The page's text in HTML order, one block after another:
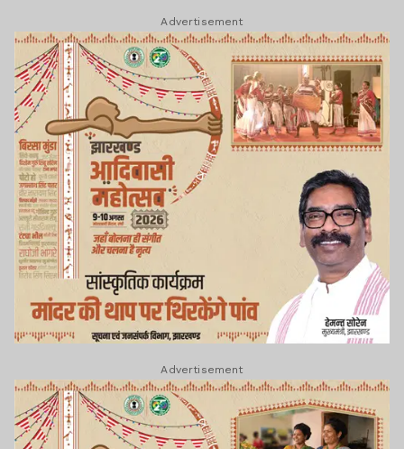
Advertisement
Advertisement